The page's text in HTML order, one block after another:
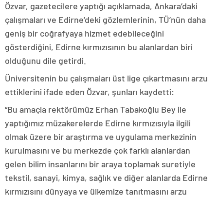
Özvar, gazetecilere yaptığı açıklamada, Ankara’daki
çalışmaları ve Edirne’deki gözlemlerinin, TÜ’nün daha
geniş bir coğrafyaya hizmet edebileceğini
gösterdiğini, Edirne kırmızısının bu alanlardan biri
olduğunu dile getirdi.
Üniversitenin bu çalışmaları üst lige çıkartmasını arzu
ettiklerini ifade eden Özvar, şunları kaydetti:
“Bu amaçla rektörümüz Erhan Tabakoğlu Bey ile
yaptığımız müzakerelerde Edirne kırmızısıyla ilgili
olmak üzere bir araştırma ve uygulama merkezinin
kurulmasını ve bu merkezde çok farklı alanlardan
gelen bilim insanlarını bir araya toplamak suretiyle
tekstil, sanayi, kimya, sağlık ve diğer alanlarda Edirne
kırmızısını dünyaya ve ülkemize tanıtmasını arzu